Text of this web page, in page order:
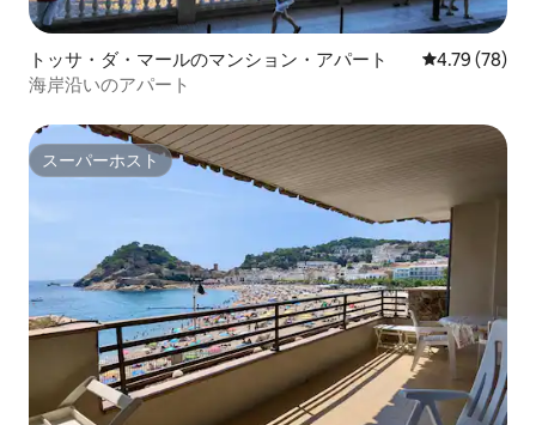
トッサ・ダ・マールのマンション・アパート レビュー78
4.79 (78)
海岸沿いのアパート
スーパーホスト
スーパーホスト